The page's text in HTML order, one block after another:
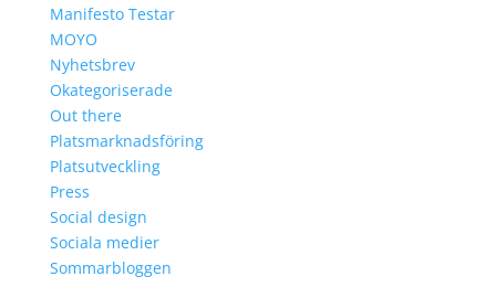
Manifesto Testar
MOYO
Nyhetsbrev
Okategoriserade
Out there
Platsmarknadsföring
Platsutveckling
Press
Social design
Sociala medier
Sommarbloggen